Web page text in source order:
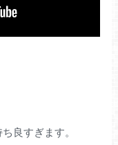
良すぎます。